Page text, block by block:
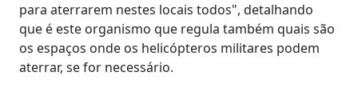
para aterrarem nestes locais todos", detalhando
que é este organismo que regula também quais são
os espaços onde os helicópteros militares podem
aterrar, se for necessário.